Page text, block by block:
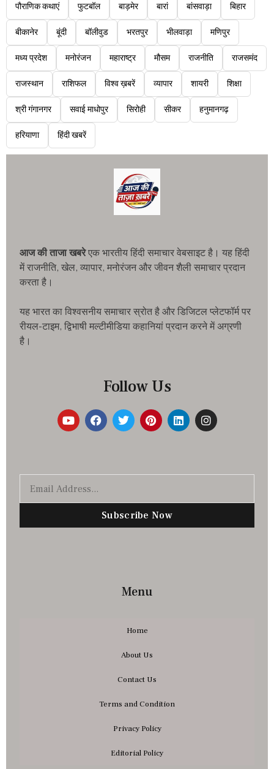
पौराणिक कथाएं फुटबॉल बाड़मेर बारां बांसवाड़ा बिहार
बीकानेर बूंदी बॉलीवुड भरतपुर भीलवाड़ा मणिपुर
मध्य प्रदेश मनोरंजन महाराष्ट्र मौसम राजनीति राजसमंद
राजस्थान राशिफल विश्व ख़बरें व्यापार शायरी शिक्षा
श्री गंगानगर सवाई माधोपुर सिरोही सीकर हनुमानगढ़
हरियाणा हिंदी खबरें
आज की ताजा खबरेएक भारतीय हिंदी समाचार वेबसाइट है। यह हिंदी
में राजनीति, खेल, व्यापार, मनोरंजन और जीवन शैली समाचार प्रदान
करता है।
यह भारत का विश्वसनीय समाचार स्रोत है और डिजिटल प्लेटफॉर्म पर
रीयल-टाइम, द्विभाषी मल्टीमीडिया कहानियां प्रदान करने में अग्रणी
है।
Follow Us
Subscribe Now
Menu
Home
About Us
Contact Us
Terms and Condition
Privacy Policy
Editorial Policy